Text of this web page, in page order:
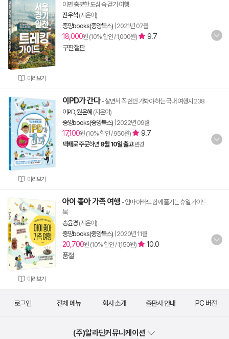
미리보기
이면 충분한 도심 속 걷기 여행
진우석 (지은이)
중앙books(중앙북스) 2021년 07월
18,000원 (10% 할인 / 1,000원)
9.7
구판절판
미리보기
이PD가 간다- 살면서 꼭 한번 가봐야 하는 국내 여행지 238
이PD, 원은혜 (지은이)
중앙books(중앙북스) 2022년 09월
17,100원 (10% 할인 / 950원) 9.7
택배로 주문하면 8월 10일 출고 변경
미리보기
아이 좋아 가족 여행 - 엄마 아빠도 함께 즐기는 휴일 가이드
북
송윤경 (지은이)
중앙books(중앙북스) 2020년 11월
20,700원 (10% 할인 / 1,150원)
10.0
품절
로그인 전체 메뉴 회사 소개 출판사 안내 PC 버전
(주)알라딘커뮤니케이션